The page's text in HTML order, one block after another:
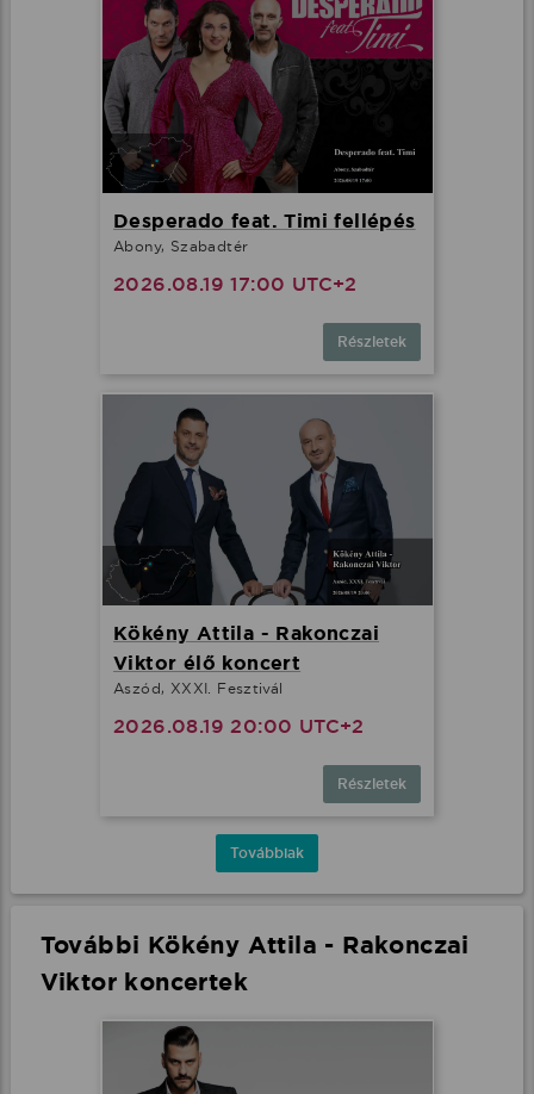
Desperado feat. Timi fellépés
Abony, Szabadtér
2026.08.19 17:00 UTC+2
Részletek
Kökény Attila - Rakonczai
Viktor élő koncert
Aszód, XXXI. Fesztivál
2026.08.19 20:00 UTC+2
Részletek
Továbbiak
További Kökény Attila - Rakonczai
Viktor koncertek